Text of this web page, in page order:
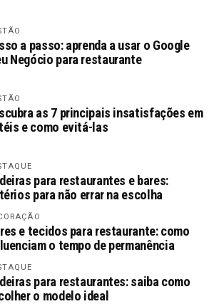
a passo: aprenda a usar o Google
Negócio para restaurante
as 7 principais insatisfações em
e como evitá-las
para restaurantes e bares:
para não errar na escolha
e tecidos para restaurante: como
o tempo de permanência
para restaurantes: saiba como
o modelo ideal